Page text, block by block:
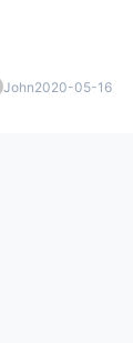
John2020-05-16